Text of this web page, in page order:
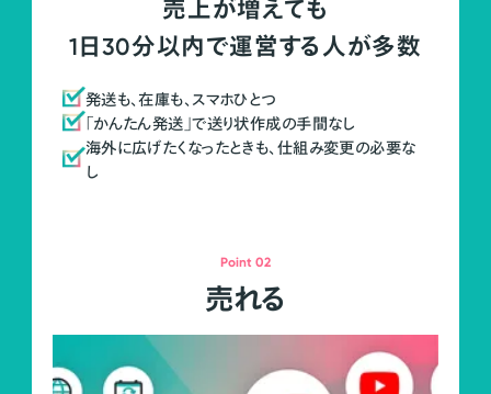
売上が増えても
1日30分以内で運営する人が多数
発送も、在庫も、スマホひとつ
「かんたん発送」で送り状作成の手間なし
海外に広げたくなったときも、仕組み変更の必要な
し
Point 02
売れる